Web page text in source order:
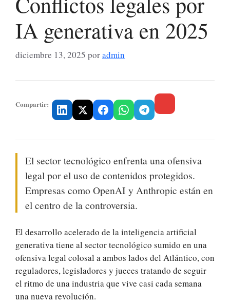
IA generativa en 2025
diciembre 13, 2025 poradmin
Compartir:
El sector tecnológico enfrenta una ofensiva
legal por el uso de contenidos protegidos.
Empresas como OpenAI y Anthropic están en
el centro de la controversia.
El desarrollo acelerado de la inteligencia artificial
generativa tiene al sector tecnológico sumido en una
ofensiva legal colosal a ambos lados del Atlántico, con
reguladores, legisladores y jueces tratando de seguir
el ritmo de una industria que vive casi cada semana
una nueva revolución.